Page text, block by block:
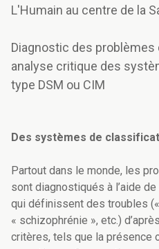
L'Humain au centre de la
Diagnostic des problèmes
analyse critique des
type DSM ou CIM
Des systèmes de
Partout dans le monde, les
sont diagnostiqués à l’aide
qui définissent des troubles
« schizophrénie », etc.)
critères, tels que la présence